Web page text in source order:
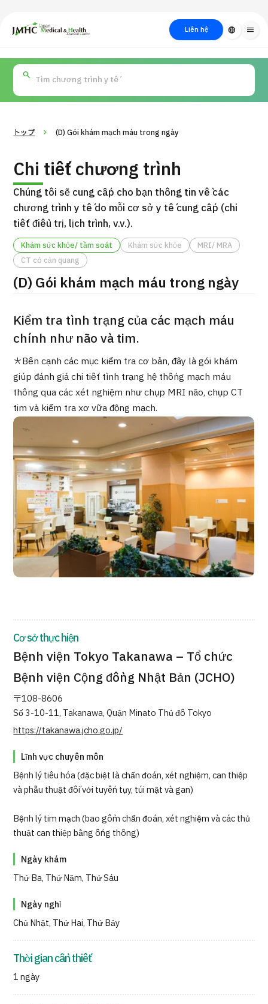
Trung tâm Du lịch Y tế & Sức khỏe Nhật Bản (JMHC)
Liên hệ language menu
Về Japan
Medical
Quy trình khám chữa
bệnh
Tìm theo
bộ phận
Tìm theo xét
nghiệm / phương
kiếm y
TOP
Giới thiệu
Bệnh nhân QT
Về Japan Medical
Quy trình khám chữa bệnh
Chương trình
Tìm theo bộ phận / bệnh
Tìm theo xét nghiệm / phương pháp /
Tin tức
Chính sách bảo vệ dữ liệu cá nhân
Hướng dẫn và chính sách của công ty
Quản trị JTB
Tiếng Việt
Liên hệ
PICK UP PROGRAM
Gói dịch vụ ý kiến y tế thứ hai cho bệnh nhân quốc tế（Bệnh
viện Đa khoa Shonan Kamakura）
治療 治療
2026.01.12
トップ (D) Gói khám mạch máu trong ngày
Chi tiết chương trình
Chúng tôi sẽ cung cấp cho bạn thông tin về các
chương trình y tế do mỗi cơ sở y tế cung cấp (chi
tiết điều trị, lịch trình, v.v.).
Khám sức khỏe/ tầm soát Khám sức khỏe
MRI/ MRA
CT có cản quang
(D) Gói khám mạch máu trong ngày
Kiểm tra tình trạng của các mạch máu
chính như não và tim.
＊Bên cạnh các mục kiểm tra cơ bản, đây là gói khám
giúp đánh giá chi tiết tình trạng hệ thống mạch máu
thông qua các xét nghiệm như chụp MRI não, chụp CT
tim và kiểm tra xơ vữa động mạch.
Cơ sở thực hiện
Bệnh viện Tokyo Takanawa – Tổ chức
Bệnh viện Cộng đồng Nhật Bản (JCHO)
〒108-8606
Số 3-10-11, Takanawa, Quận Minato Thủ đô Tokyo
https://takanawa.jcho.go.jp/
Lĩnh vực chuyên môn
Bệnh lý tiêu hóa (đặc biệt là chẩn đoán, xét nghiệm, can thiệp
và phẫu thuật đối với tuyến tụy, túi mật và gan)
Bệnh lý tim mạch (bao gồm chẩn đoán, xét nghiệm và các thủ
thuật can thiệp bằng ống thông)
Ngày khám
Thứ Ba, Thứ Năm, Thứ Sáu
Ngày nghỉ
Chủ Nhật, Thứ Hai, Thứ Bảy
Thời gian cần thiết
1 ngày